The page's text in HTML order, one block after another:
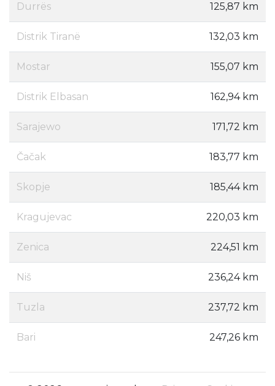
Durrës 125,87 km
Distrik Tiranë 132,03 km
Mostar 155,07 km
Distrik Elbasan 162,94 km
Sarajewo 171,72 km
Čačak 183,77 km
Skopje 185,44 km
Kragujevac 220,03 km
Zenica 224,51 km
Niš 236,24 km
Tuzla 237,72 km
Bari 247,26 km